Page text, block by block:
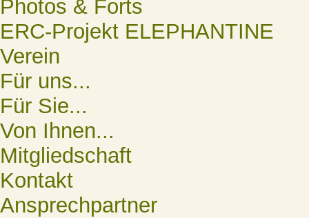
Photos & Forts
ERC-Projekt ELEPHANTINE
Verein
Für uns...
Für Sie...
Von Ihnen...
Mitgliedschaft
Kontakt
Ansprechpartner